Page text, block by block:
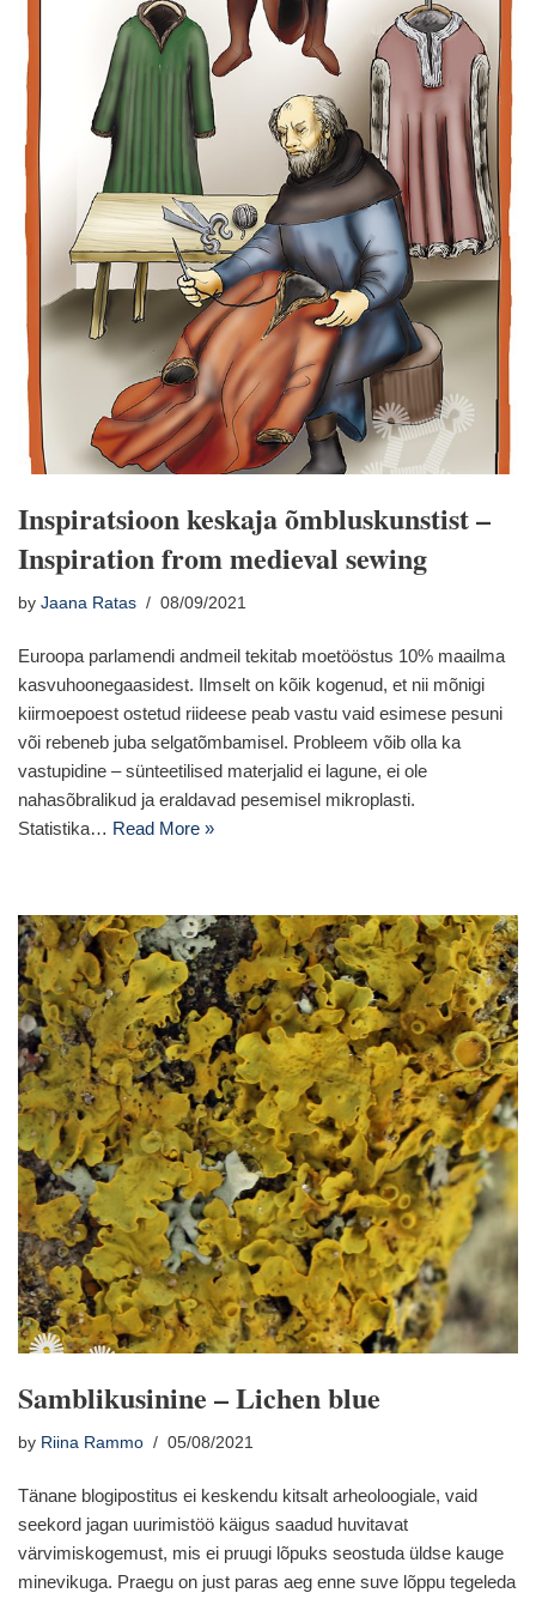
Inspiratsioon keskaja õmbluskunstist –
Inspiration from medieval sewing
by Jaana Ratas 08/09/2021
Euroopa parlamendi andmeil tekitab moetööstus 10% maailma
kasvuhoonegaasidest. Ilmselt on kõik kogenud, et nii mõnigi
kiirmoepoest ostetud riideese peab vastu vaid esimese pesuni
või rebeneb juba selgatõmbamisel. Probleem võib olla ka
vastupidine – sünteetilised materjalid ei lagune, ei ole
nahasõbralikud ja eraldavad pesemisel mikroplasti.
Statistika… Read More »
Samblikusinine – Lichen blue
by Riina Rammo 05/08/2021
Tänane blogipostitus ei keskendu kitsalt arheoloogiale, vaid
seekord jagan uurimistöö käigus saadud huvitavat
värvimiskogemust, mis ei pruugi lõpuks seostuda üldse kauge
minevikuga. Praegu on just paras aeg enne suve lõppu tegeleda